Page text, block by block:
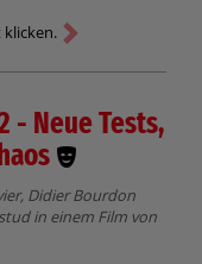
klicken.
- Neue Tests,
Didier Bourdon
in einem Film von